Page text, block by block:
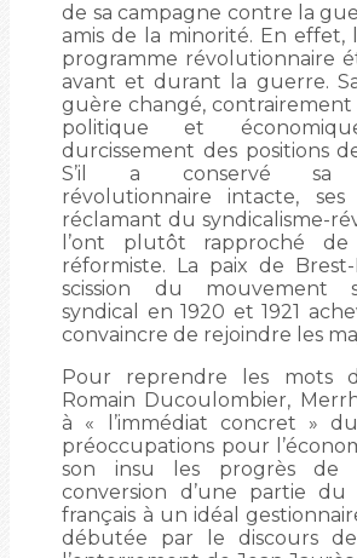
de sa campagne contre la
amis de la minorité. En effet,
programme révolutionnaire
avant et durant la guerre. Sa
guère changé, contrairement
politique et
durcissement des positions
S’il a conservé sa
révolutionnaire intacte, ses
réclamant du syndicalisme-
l’ont plutôt rapproché
réformiste. La paix de
scission du mouvement
syndical en 1920 et 1921
convaincre de rejoindre les
Pour reprendre les mots
Romain Ducoulombier,
à « l’immédiat concret »
préoccupations pour
son insu les progrès de
conversion d’une partie du
français à un idéal
débutée par le discours